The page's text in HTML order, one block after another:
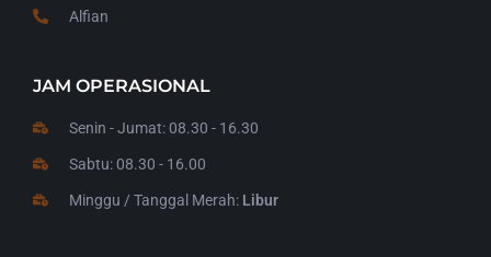
Alfian
JAM OPERASIONAL
Senin - Jumat: 08.30 - 16.30
Sabtu: 08.30 - 16.00
Minggu / Tanggal Merah: Libur